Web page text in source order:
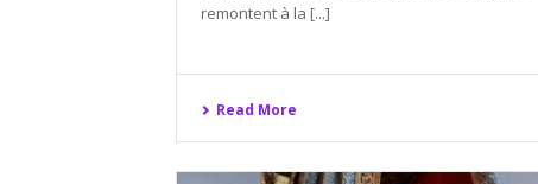
remontent à la [...]
Read More